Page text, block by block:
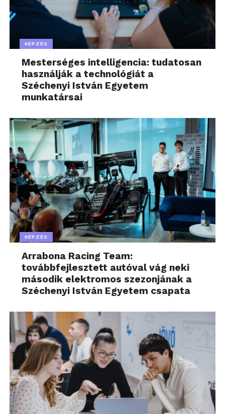
KÉPZÉS
Mesterséges intelligencia: tudatosan
használják a technológiát a
Széchenyi István Egyetem
munkatársai
KÉPZÉS
Arrabona Racing Team:
továbbfejlesztett autóval vág neki
második elektromos szezonjának a
Széchenyi István Egyetem csapata